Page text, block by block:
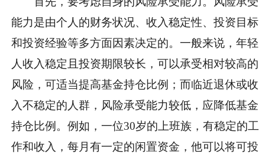
能力是由个人的财务状况、收入稳定性、投资目标
和投资经验等多方面因素决定的。一般来说，年轻
人收入稳定且投资期限较长，可以承受相对较高的
风险，可适当提高基金持仓比例；而临近退休或收
入不稳定的人群，风险承受能力较低，应降低基金
持仓比例。例如，一位30岁的上班族，有稳定的工
作和收入，每月有一定的闲置资金，他可以将可投